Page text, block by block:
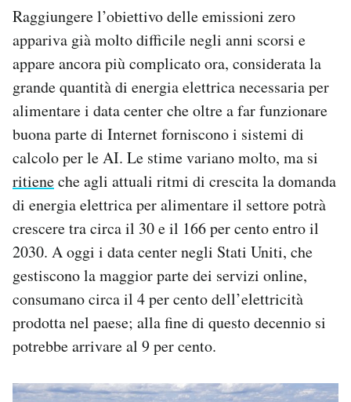
Raggiungere l’obiettivo delle emissioni zero
appariva già molto difficile negli anni scorsi e
appare ancora più complicato ora, considerata la
grande quantità di energia elettrica necessaria per
alimentare i data center che oltre a far funzionare
buona parte di Internet forniscono i sistemi di
calcolo per le AI. Le stime variano molto, ma si
ritieneche agli attuali ritmi di crescita la domanda
di energia elettrica per alimentare il settore potrà
crescere tra circa il 30 e il 166 per cento entro il
2030. A oggi i data center negli Stati Uniti, che
gestiscono la maggior parte dei servizi online,
consumano circa il 4 per cento dell’elettricità
prodotta nel paese; alla fine di questo decennio si
potrebbe arrivare al 9 per cento.